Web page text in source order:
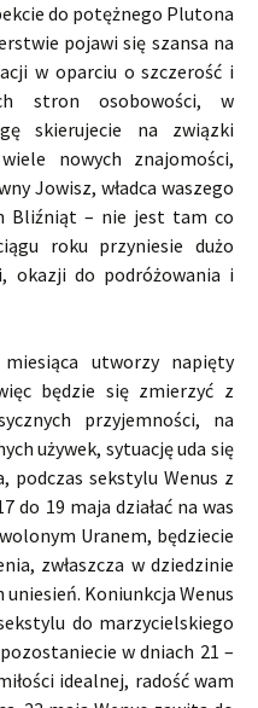
do potężnego Plutona
pojawi się szansa na
w oparciu o szczerość i
stron osobowości, w
skierujecie na związki
nowych znajomości,
Jowisz, władca waszego
Bliźniąt – nie jest tam co
roku przyniesie dużo
okazji do podróżowania i
utworzy napięty
będzie się zmierzyć z
przyjemności, na
używek, sytuację uda się
podczas sekstylu Wenus z
do 19 maja działać na was
Uranem, będziecie
zwłaszcza w dziedzinie
Koniunkcja Wenus
do marzycielskiego
w dniach 21 –
idealnej, radość wam